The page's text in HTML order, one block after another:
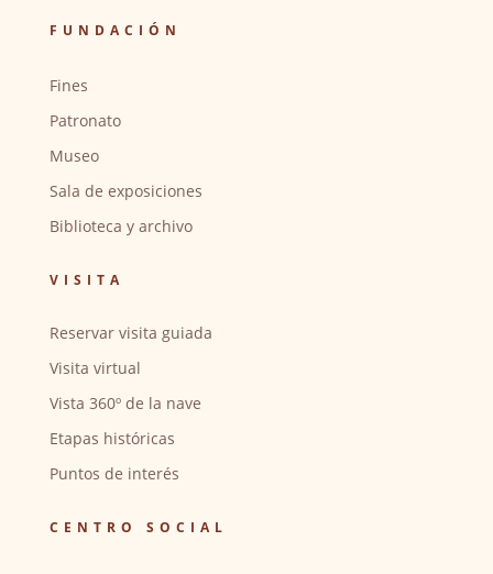
FUNDACIÓN
Fines
Patronato
Museo
Sala de exposiciones
Biblioteca y archivo
VISITA
Reservar visita guiada
Visita virtual
Vista 360º de la nave
Etapas históricas
Puntos de interés
CENTRO SOCIAL